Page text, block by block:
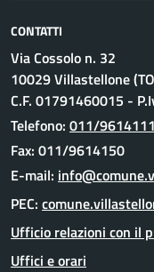
CONTATTI
Via Cossolo n. 32
10029 Villastellone
C.F. 01791460015 -
Telefono: 011/9614111
Fax: 011/9614150
E-mail:
PEC:
Ufficio relazioni con il
Uffici e orari